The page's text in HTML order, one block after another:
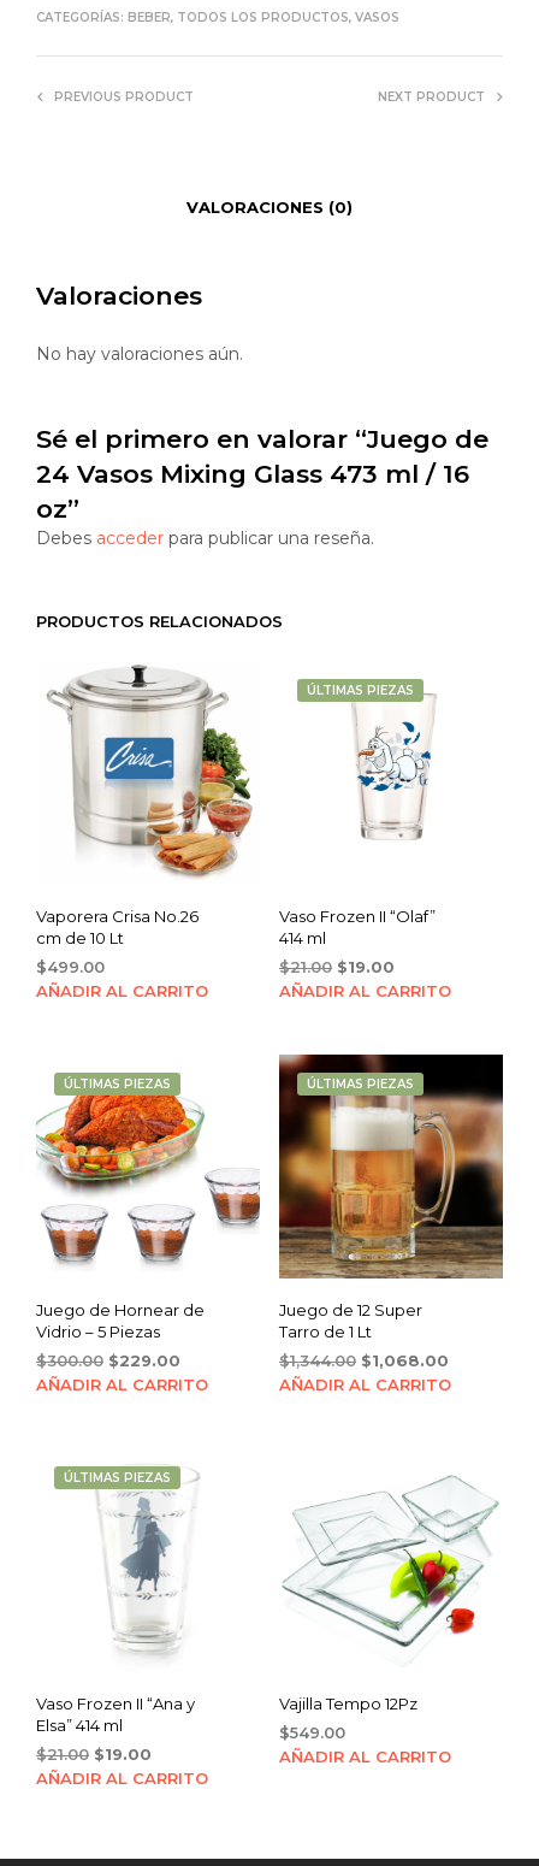
CATEGORÍAS: BEBER, TODOS LOS PRODUCTOS, VASOS
PREVIOUS PRODUCT NEXT PRODUCT
VALORACIONES (0)
Valoraciones
No hay valoraciones aún.
Sé el primero en valorar “Juego de
24 Vasos Mixing Glass 473 ml / 16
oz”
Debes acceder para publicar una reseña.
PRODUCTOS RELACIONADOS
Vaporera Crisa No.26
cm de 10 Lt
$499.00
AÑADIR AL CARRITO
ÚLTIMAS PIEZAS
Vaso Frozen II “Olaf”
414 ml
$21.00 Original
price
$19.00Current
price
AÑADIR AL CARRITO
ÚLTIMAS PIEZAS
Juego de Hornear de
Vidrio – 5 Piezas
$300.00 Original
price
$229.00
price
AÑADIR AL CARRITO
ÚLTIMAS PIEZAS
Juego de 12 Super
Tarro de 1 Lt
$1,344.00 Original
price
$1,068.00Current
price
AÑADIR AL CARRITO
ÚLTIMAS PIEZAS
Vaso Frozen II “Ana y
Elsa” 414 ml
$21.00 Original
price
$19.00
price
AÑADIR AL CARRITO
Vajilla Tempo 12Pz
$549.00
AÑADIR AL CARRITO